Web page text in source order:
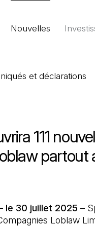
Nouvelles
Société
et déclarations
111
partout
le 30 juillet 2025 –
Loblaw